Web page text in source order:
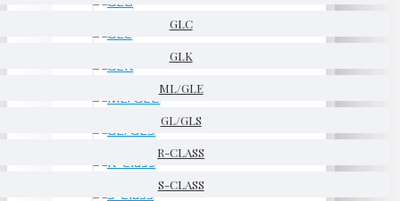
GLC
GLK
ML/GLE
GL/GLS
R-CLASS
S-CLASS